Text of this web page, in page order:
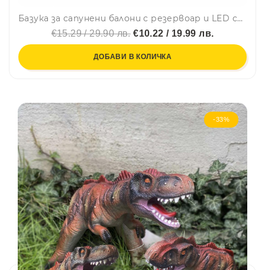
Базука за сапунени балони с резервоар и LED светлина - 12 HOLE BUBBLE GUN BLUE
€15.29 / 29.90 лв.€10.22 / 19.99 лв.
ДОБАВИ В КОЛИЧКА
-33%